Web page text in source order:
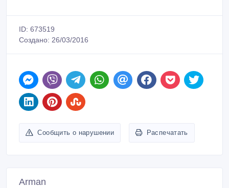
ID: 673519
Создано: 26/03/2016
Сообщить о нарушении Распечатать
Arman